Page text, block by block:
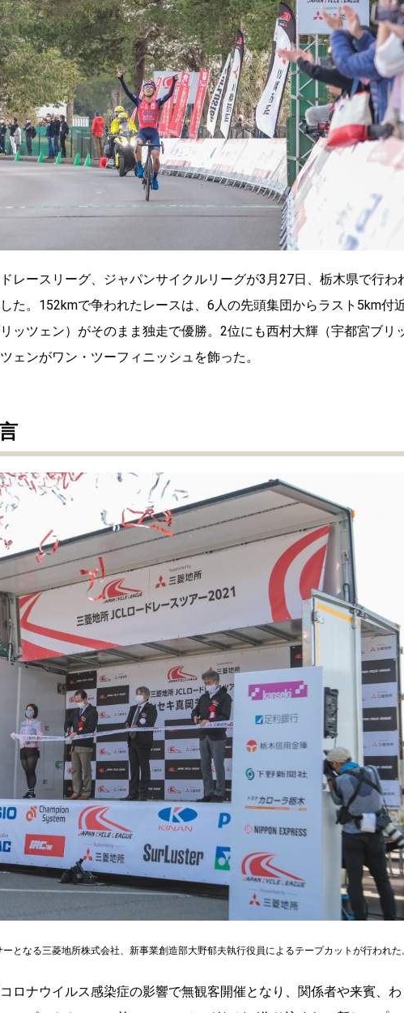
レースリーグ、ジャパンサイクルリーグが3月27日、栃木県で行わ
た。152kmで争われたレースは、6人の先頭集団からラスト5km付
ッツェン）がそのまま独走で優勝。2位にも西村大輝（宇都宮ブリ
ェンがワン・ツーフィニッシュを飾った。
となる三菱地所株式会社、新事業創造部大野郁夫執行役員によるテープカットが行われた
ロナウイルス感染症の影響で無観客開催となり、関係者や来賓、わ